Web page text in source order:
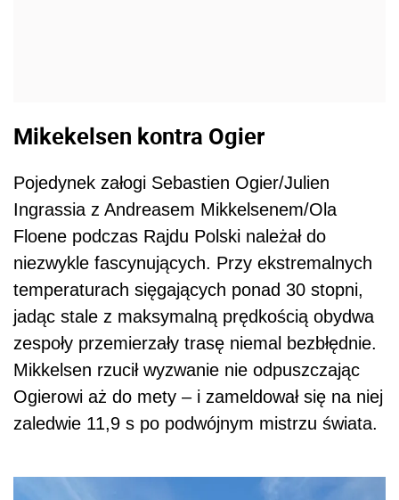
Mikekelsen kontra Ogier
Pojedynek załogi Sebastien Ogier/Julien
Ingrassia z Andreasem Mikkelsenem/Ola
Floene podczas Rajdu Polski należał do
niezwykle fascynujących. Przy ekstremalnych
temperaturach sięgających ponad 30 stopni,
jadąc stale z maksymalną prędkością obydwa
zespoły przemierzały trasę niemal bezbłędnie.
Mikkelsen rzucił wyzwanie nie odpuszczając
Ogierowi aż do mety – i zameldował się na niej
zaledwie 11,9 s po podwójnym mistrzu świata.